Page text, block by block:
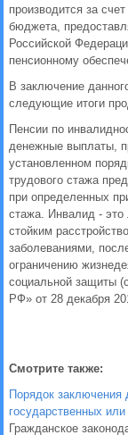
производится за
бюджета,
Российской
пенсионному
В заключение
следующие итоги
Пенсии по
денежные выплаты,
установленном
трудового стажа
при определенных
стажа. Инвалид - это
стойким
заболеваниями,
ограничению
социальной защиты
РФ» от 28 декабря
Смотрите также:
Порядок заключения
государственных
Гражданское